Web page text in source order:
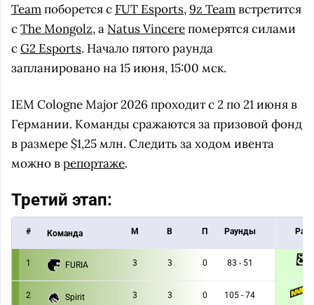
Teamпоборется с FUT Esports,9z Teamвстретится
сThe Mongolz, а Natus Vincereпомерятся силами
сG2 Esports. Начало пятого раунда
запланировано на 15 июня, 15:00 мск.
IEM Cologne Major 2026 проходит с 2 по 21 июня в
Германии. Команды сражаются за призовой фонд
в размере $1,25 млн. Следить за ходом ивента
можно врепортаже.
Третий этап:
# Команда M В П Раунды
1 FURIA 3 3 0 83 - 51
2 Spirit 3 3 0 105 - 74